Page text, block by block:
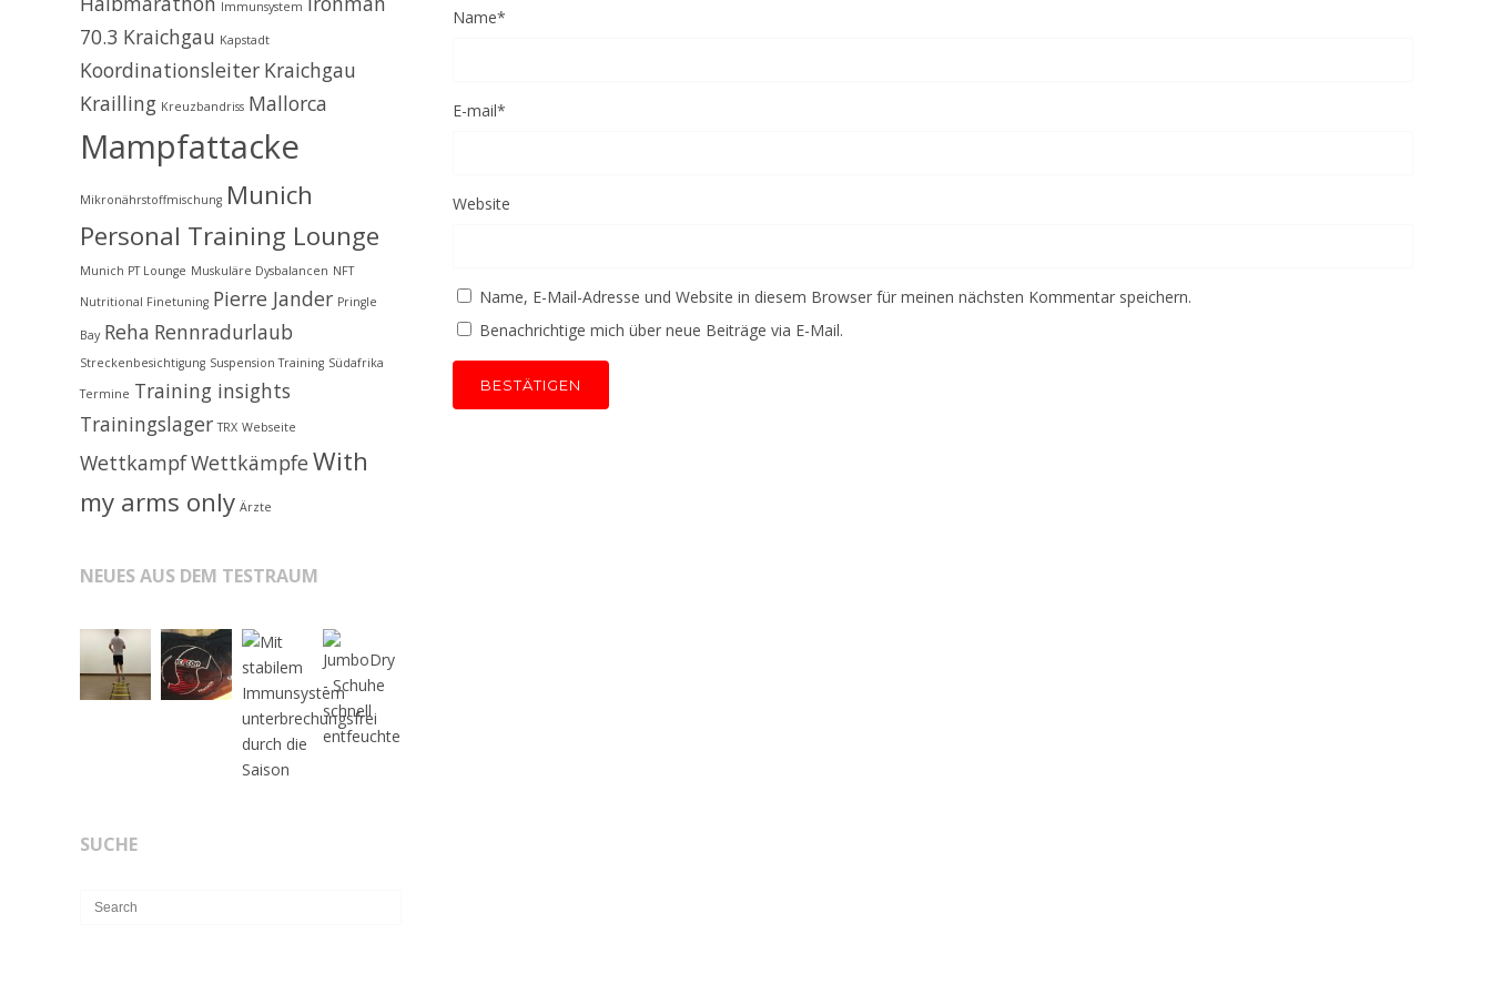
Name*
E-mail*
Website
Name, E-Mail-Adresse und Website in diesem Browser für meinen nächsten Kommentar speichern.
Benachrichtige mich über neue Beiträge via E-Mail.
Immunsystem
70.3 Kraichgau Kapstadt
Koordinationsleiter Kraichgau
Krailling Kreuzbandriss Mallorca
Mampfattacke
Mikronährstoffmischung Munich
Personal Training Lounge
Munich PT Lounge Muskuläre Dysbalancen NFT
Nutritional Finetuning Pierre Jander Pringle
Bay Reha Rennradurlaub
Streckenbesichtigung Suspension Training Südafrika
Termine Training insights
Trainingslager TRX Webseite
WettkampfWettkämpfeWith
my arms only Ärzte
NEUES AUS DEM TESTRAUM
SUCHE